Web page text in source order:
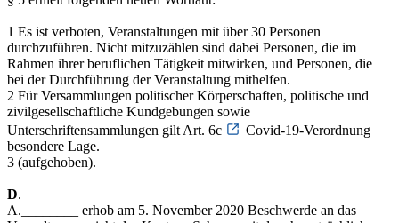
1 Es ist verboten, Veranstaltungen mit über 30 Personen
durchzuführen. Nicht mitzuzählen sind dabei Personen, die im
Rahmen ihrer beruflichen Tätigkeit mitwirken, und Personen, die
bei der Durchführung der Veranstaltung mithelfen.
2 Für Versammlungen politischer Körperschaften, politische und
zivilgesellschaftliche Kundgebungen sowie
Unterschriftensammlungen gilt Art. 6c
Covid-19-Verordnung
besondere Lage.
3 (aufgehoben).
D.
A.________ erhob am 5. November 2020 Beschwerde an das